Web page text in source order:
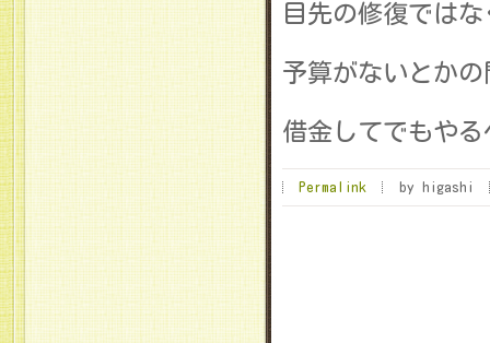
目先の修復では
予算がないとか
借金してでもや
Permalink by higashi